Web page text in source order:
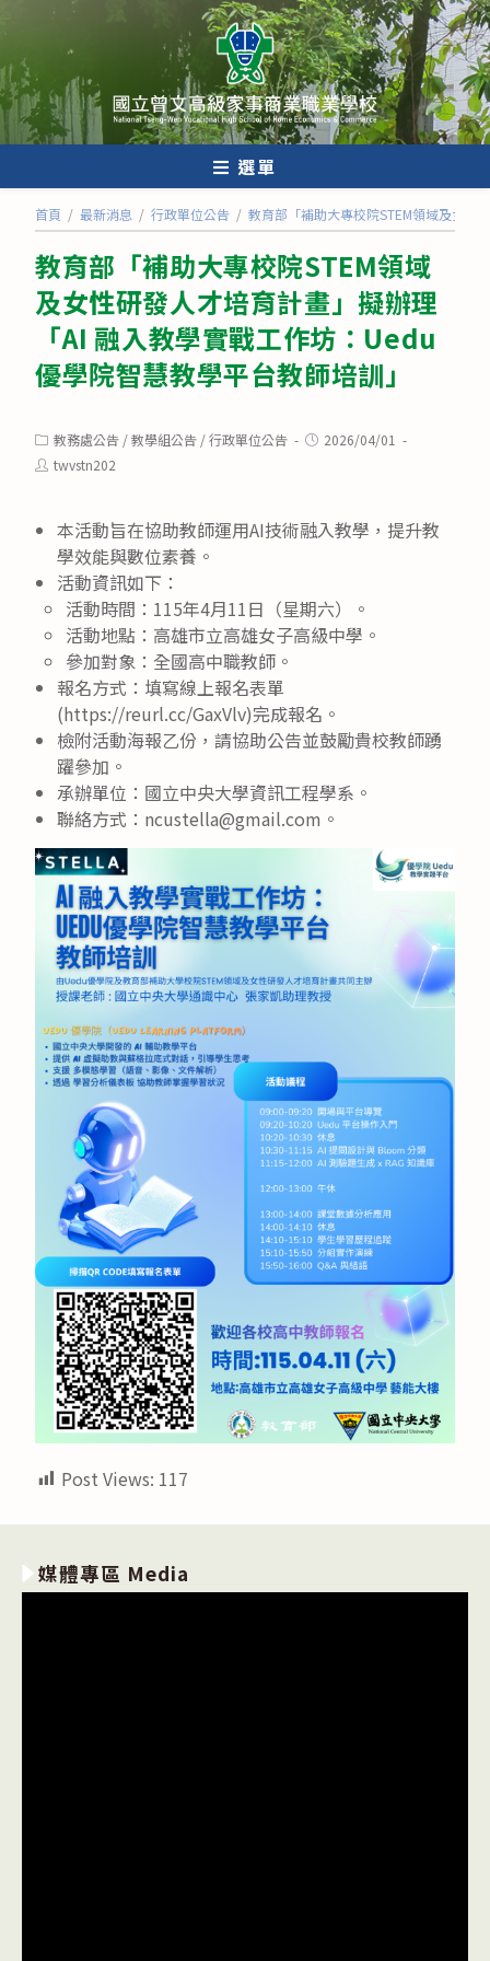
轉
至
主
要
內
選單
首頁 / 最新消息 / 行政單位公告 / 教育部「補助大專校院STEM領域及女性
教育部「補助大專校院STEM領域
及女性研發人才培育計畫」擬辦理
「AI 融入教學實戰工作坊：Uedu
優學院智慧教學平台教師培訓」
Post
category:
教務處公告 /教學組公告 /行政單位公告
Post2026/04/01
Posttwvstn202
本活動旨在協助教師運用AI技術融入教學，提升教
學效能與數位素養。
活動資訊如下：
活動時間：115年4月11日（星期六）。
活動地點：高雄市立高雄女子高級中學。
參加對象：全國高中職教師。
報名方式：填寫線上報名表單
(https://reurl.cc/GaxVlv)完成報名。
檢附活動海報乙份，請協助公告並鼓勵貴校教師踴
躍參加。
承辦單位：國立中央大學資訊工程學系。
聯絡方式：ncustella@gmail.com。
Post Views: 117
媒體專區 Media